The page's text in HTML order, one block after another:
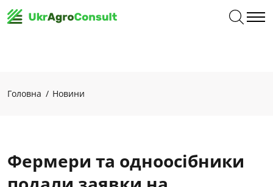
Головна Новини
Фермери та одноосібники